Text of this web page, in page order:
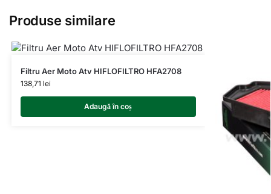
Produse similare
Filtru Aer Moto Atv HIFLOFILTRO HFA2708
138,71 lei
Adaugă în coș